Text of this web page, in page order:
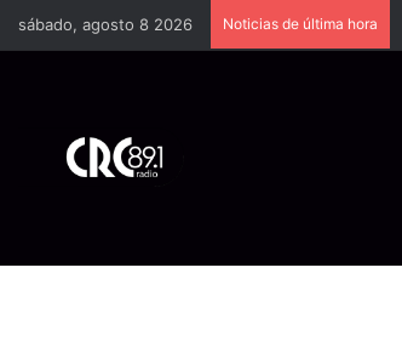
sábado, agosto 8 2026 Noticias de última hora